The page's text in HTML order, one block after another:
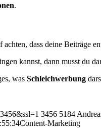
.
dass deine Beiträge
kannst, dann musst du
was Schleichwerbung
3456 5184
Content-Marketing